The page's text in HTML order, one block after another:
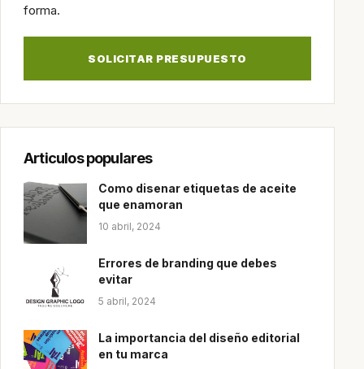
forma.
SOLICITAR PRESUPUESTO
Articulos populares
Como disenar etiquetas de aceite
que enamoran
10 abril, 2024
Errores de branding que debes
evitar
5 abril, 2024
La importancia del diseño editorial
en tu marca